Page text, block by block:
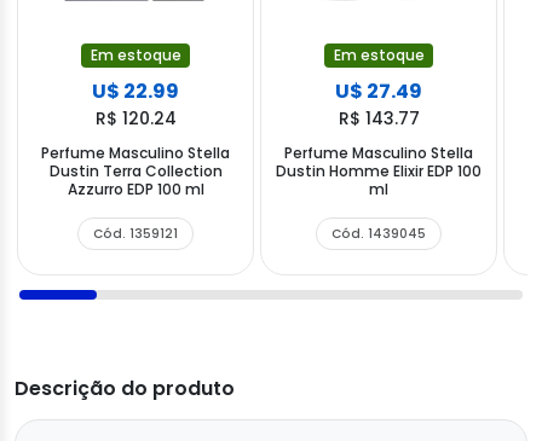
Em estoque
U$ 22.99
R$ 120.24
Perfume Masculino Stella
Dustin Terra Collection
Azzurro EDP 100 ml
Cód. 1359121
Em estoque
U$ 27.49
R$ 143.77
Perfume Masculino Stella
Dustin Homme Elixir EDP 100
ml
Cód. 1439045
Descrição do produto